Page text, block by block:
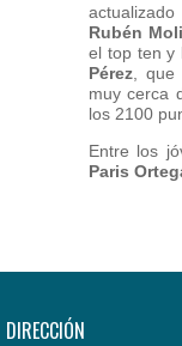
Rubén
el top ten y
Pérez ,
muy cerca
los 2100
Entre los
Paris
DIRECCIÓN